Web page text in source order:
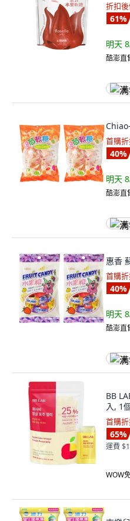
折扣
61%
明天
酷澎直
满
首購
40%
明天
酷澎直
满
惠香
首購
40%
明天
酷澎直
满
BB
入, 1
首購
65%
運費
WOW